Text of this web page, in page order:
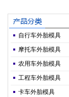
自行车外胎模具
摩托车外胎模具
农用车外胎模具
工程车外胎模具
卡车外胎模具